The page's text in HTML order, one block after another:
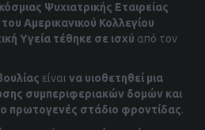
Ψυχιατρικής Εταιρείας
του Αμερικανικού Κολλεγίου
Υγεία τέθηκε σε ισχύ από τον
είναι να υιοθετηθεί μια
συμπεριφεριακών δομών και
πρωτογενές στάδιο φροντίδας.